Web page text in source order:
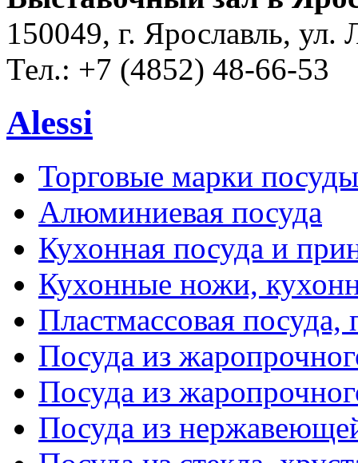
150049, г. Ярославль, ул.
Тел.: +7 (4852) 48-66-53
Alessi
Торговые марки посуды
Алюминиевая посуда
Кухонная посуда и
Кухонные ножи,
Пластмассовая
Посуда из
Посуда из
Посуда из